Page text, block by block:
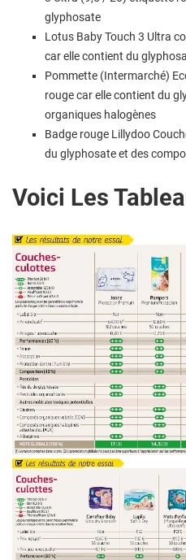
glyphosate
Lotus Baby Touch 3 Ultra
car elle contient du
Pommette (Intermarché)
rouge car elle contient du
organiques halogènes
Badge rouge Lillydoo
du glyphosate et des
Voici Les